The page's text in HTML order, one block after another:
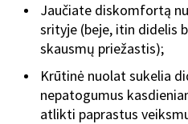
Jaučiate diskomfortą
srityje (beje, itin didelis
skausmų priežastis);
Krūtinė nuolat sukelia
nepatogumus
atlikti paprastus